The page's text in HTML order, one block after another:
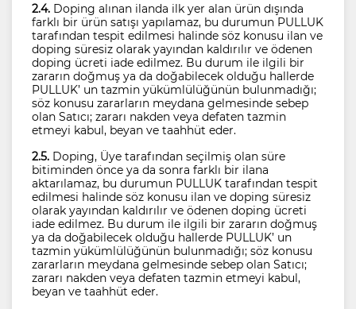
2.4. Doping alınan ilanda ilk yer alan ürün dışında
farklı bir ürün satışı yapılamaz, bu durumun PULLUK
tarafından tespit edilmesi halinde söz konusu ilan ve
doping süresiz olarak yayından kaldırılır ve ödenen
doping ücreti iade edilmez. Bu durum ile ilgili bir
zararın doğmuş ya da doğabilecek olduğu hallerde
PULLUK’ un tazmin yükümlülüğünün bulunmadığı;
söz konusu zararların meydana gelmesinde sebep
olan Satıcı; zararı nakden veya defaten tazmin
etmeyi kabul, beyan ve taahhüt eder.
2.5. Doping, Üye tarafından seçilmiş olan süre
bitiminden önce ya da sonra farklı bir ilana
aktarılamaz, bu durumun PULLUK tarafından tespit
edilmesi halinde söz konusu ilan ve doping süresiz
olarak yayından kaldırılır ve ödenen doping ücreti
iade edilmez. Bu durum ile ilgili bir zararın doğmuş
ya da doğabilecek olduğu hallerde PULLUK’ un
tazmin yükümlülüğünün bulunmadığı; söz konusu
zararların meydana gelmesinde sebep olan Satıcı;
zararı nakden veya defaten tazmin etmeyi kabul,
beyan ve taahhüt eder.